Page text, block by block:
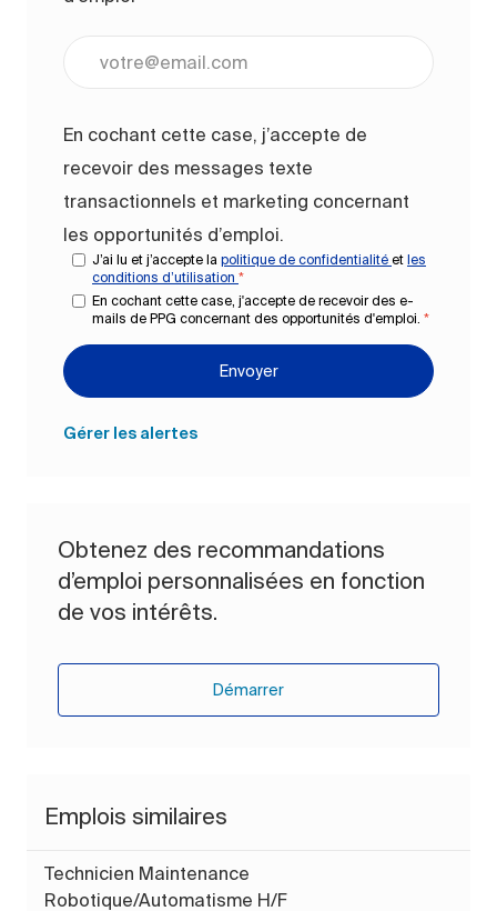
En cochant cette case, j’accepte de
recevoir des messages texte
transactionnels et marketing concernant
les opportunités d’emploi.
J’ai lu et j’accepte la politique de confidentialité et les
conditions d’utilisation *
En cochant cette case, j'accepte de recevoir des e-
mails de PPG concernant des opportunités d'emploi. *
Envoyer
Gérer les alertes
Obtenez des recommandations
d’emploi personnalisées en fonction
de vos intérêts.
Démarrer
Emplois similaires
Technicien Maintenance
Robotique/Automatisme H/F